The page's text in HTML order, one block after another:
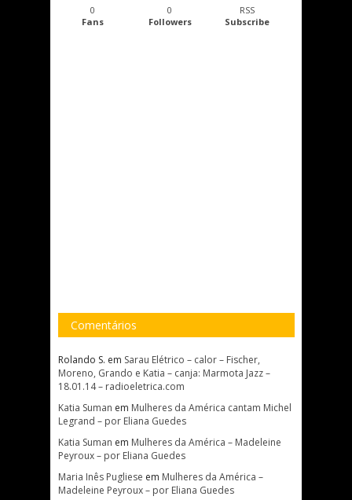
0
Fans
0
Followers
RSS
Subscribe
Comentários
Rolando S. em Sarau Elétrico – calor – Fischer,
Moreno, Grando e Katia – canja: Marmota Jazz –
18.01.14 – radioeletrica.com
Katia Suman em Mulheres da América cantam Michel
Legrand – por Eliana Guedes
Katia Suman em Mulheres da América – Madeleine
Peyroux – por Eliana Guedes
Maria Inês Pugliese em Mulheres da América –
Madeleine Peyroux – por Eliana Guedes